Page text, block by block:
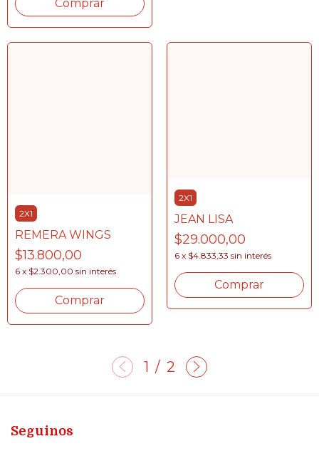
Comprar
2X1
REMERA WINGS
$13.800,00
6 x $2.300,00 sin interés
Comprar
2X1
JEAN LISA
$29.000,00
6 x $4.833,33 sin interés
Comprar
1 / 2
Seguinos